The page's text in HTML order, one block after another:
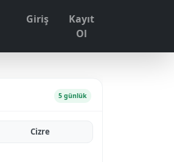
Giriş
Kayıt
Ol
5 günlük
Ci̇zre